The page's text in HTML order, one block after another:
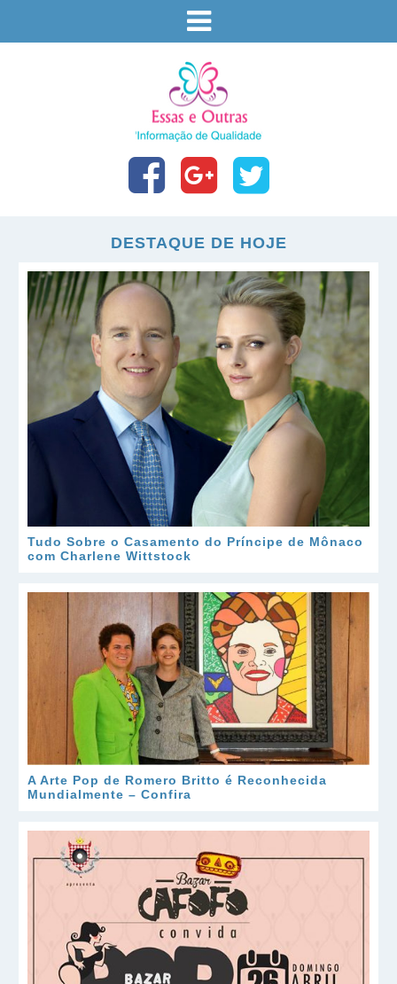
DESTAQUE DE HOJE
Tudo Sobre o Casamento do Príncipe de Mônaco
com Charlene Wittstock
A Arte Pop de Romero Britto é Reconhecida
Mundialmente – Confira